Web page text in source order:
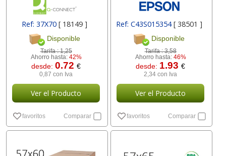
Ref: 37X70[ 18149 ]
Disponible
Tarifa :1,25
Ahorro hasta: 42%
desde:0.72€
0,87 con Iva
Ver el Producto
favoritos Comparar
Ref: C43S015354[ 38501 ]
Disponible
Tarifa :3,58
Ahorro hasta: 46%
desde: 1.93€
2,34 con Iva
Ver el Producto
favoritos Comparar